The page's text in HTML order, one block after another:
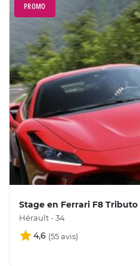
PROMO
Stage en Ferrari F8 Tributo
Hérault - 34
4,6